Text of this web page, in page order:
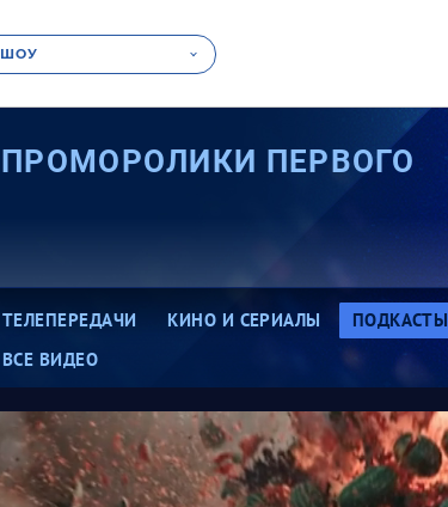
ШОУ
ПРОМОРОЛИКИ ПЕРВОГО
ТЕЛЕПЕРЕДАЧИ КИНО И СЕРИАЛЫ ПОДКАСТЫ
ВСЕ ВИДЕО